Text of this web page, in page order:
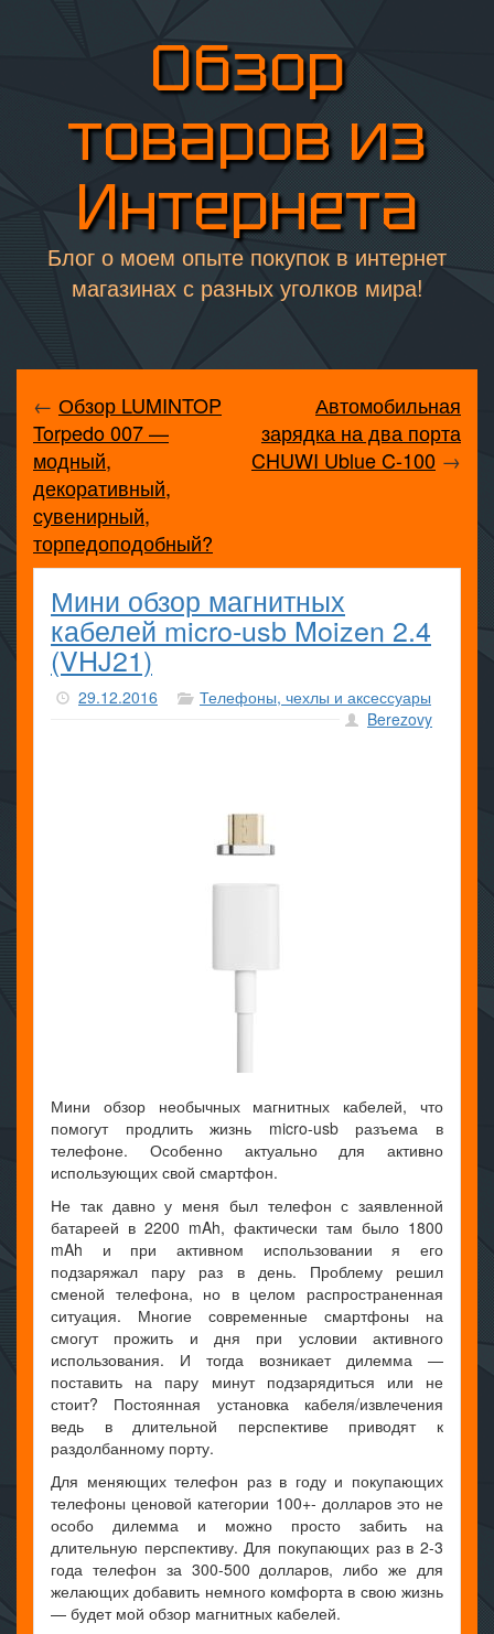
Обзор
товаров из
Интернета
Блог о моем опыте покупок в интернет
магазинах с разных уголков мира!
← Обзор LUMINTOP
Torpedo 007 —
модный,
декоративный,
сувенирный,
торпедоподобный?
Автомобильная
зарядка на два порта
CHUWI Ublue C-100 →
Мини обзор магнитных
кабелей micro-usb Moizen 2.4
(VHJ21)
29.12.2016
Телефоны, чехлы и аксессуары
Berezovy
Мини обзор необычных магнитных кабелей, что
помогут продлить жизнь micro-usb разъема в
телефоне. Особенно актуально для активно
использующих свой смартфон.
Не так давно у меня был телефон с заявленной
батареей в 2200 mAh, фактически там было 1800
mAh и при активном использовании я его
подзаряжал пару раз в день. Проблему решил
сменой телефона, но в целом распространенная
ситуация. Многие современные смартфоны на
смогут прожить и дня при условии активного
использования. И тогда возникает дилемма —
поставить на пару минут подзарядиться или не
стоит? Постоянная установка кабеля/извлечения
ведь в длительной перспективе приводят к
раздолбанному порту.
Для меняющих телефон раз в году и покупающих
телефоны ценовой категории 100+- долларов это не
особо дилемма и можно просто забить на
длительную перспективу. Для покупающих раз в 2-3
года телефон за 300-500 долларов, либо же для
желающих добавить немного комфорта в свою жизнь
— будет мой обзор магнитных кабелей.